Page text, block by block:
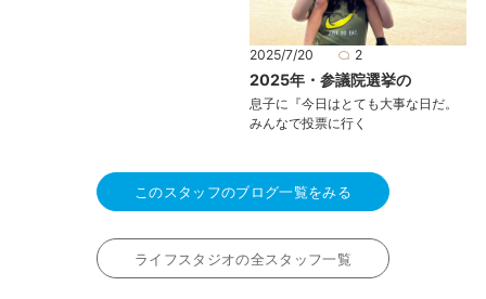
2025/7/20 2
2025年・参議院選挙の
息子に『今日はとても大事な日だ。
みんなで投票に行く
このスタッフのブログ一覧をみる
ライフスタジオの全スタッフ一覧